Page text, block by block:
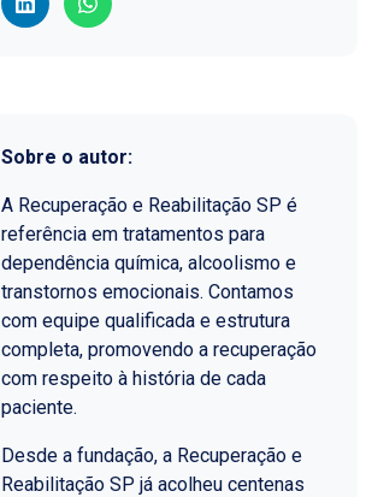
Sobre o autor:
A Recuperação e Reabilitação SP é
referência em tratamentos para
dependência química, alcoolismo e
transtornos emocionais. Contamos
com equipe qualificada e estrutura
completa, promovendo a recuperação
com respeito à história de cada
paciente.
Desde a fundação, a Recuperação e
Reabilitação SP já acolheu centenas